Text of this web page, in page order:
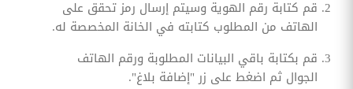
قم كتابة رقم الهوية وسيتم إرسال رمز تحقق على
الهاتف من المطلوب كتابته في الخانة المخصصة له.
قم بكتابة باقي البيانات المطلوبة ورقم الهاتف
الجوال ثم اضغط على زر "إضافة بلاغ".